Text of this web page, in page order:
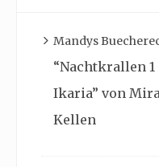
Mandys
“Nachtkrallen
Ikaria” von
Kellen